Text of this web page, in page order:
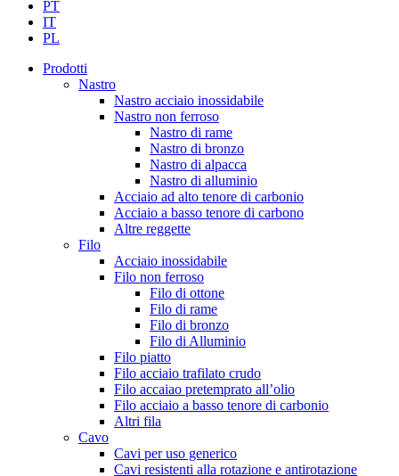
PT
IT
PL
Prodotti
Nastro
Nastro acciaio inossidabile
Nastro non ferroso
Nastro di rame
Nastro di bronzo
Nastro di alpacca
Nastro di alluminio
Acciaio ad alto tenore di carbonio
Acciaio a basso tenore di carbono
Altre reggette
Filo
Acciaio inossidabile
Filo non ferroso
Filo di ottone
Filo di rame
Filo di bronzo
Filo di Alluminio
Filo piatto
Filo acciaio trafilato crudo
Filo accaiao pretemprato all’olio
Filo acciaio a basso tenore di carbonio
Altri fila
Cavo
Cavi per uso generico
Cavi resistenti alla rotazione e antirotazione